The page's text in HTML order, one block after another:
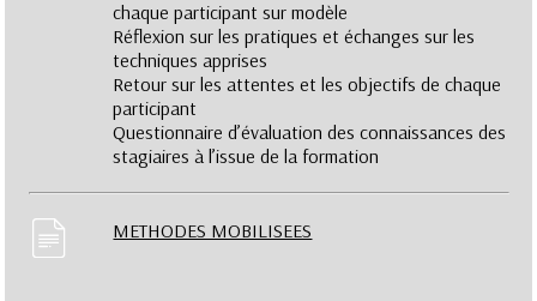
chaque participant sur modèle
Réflexion sur les pratiques et échanges sur les
techniques apprises
Retour sur les attentes et les objectifs de chaque
participant
Questionnaire d’évaluation des connaissances des
stagiaires à l’issue de la formation
METHODES MOBILISEES